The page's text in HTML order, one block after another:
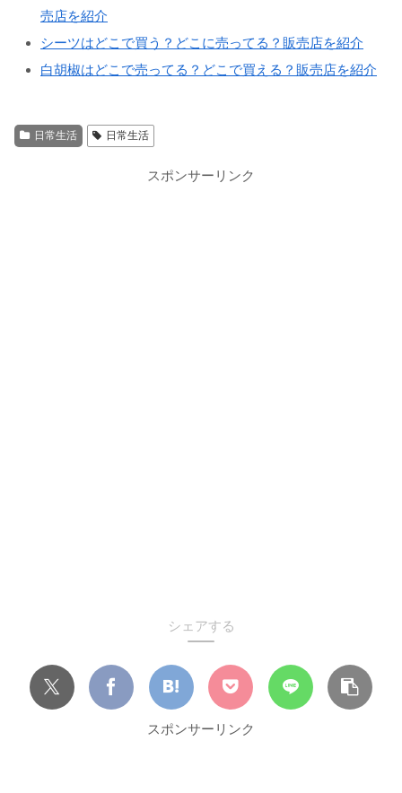
売店を紹介
シーツはどこで買う？どこに売ってる？販売店を紹介
白胡椒はどこで売ってる？どこで買える？販売店を紹介
日常生活 日常生活
スポンサーリンク
シェアする
スポンサーリンク